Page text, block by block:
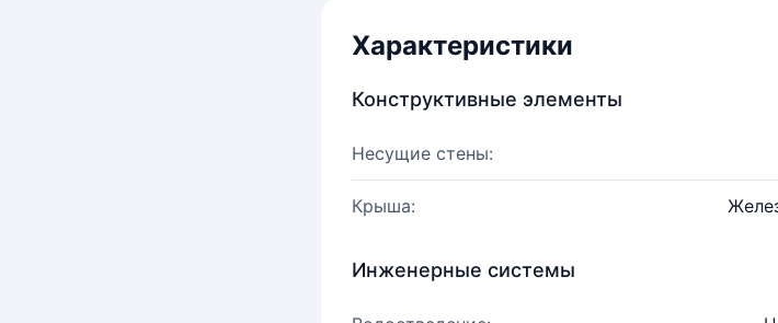
Характеристики
Конструктивные элементы
Несущие стены:
Крыша:
Инженерные системы